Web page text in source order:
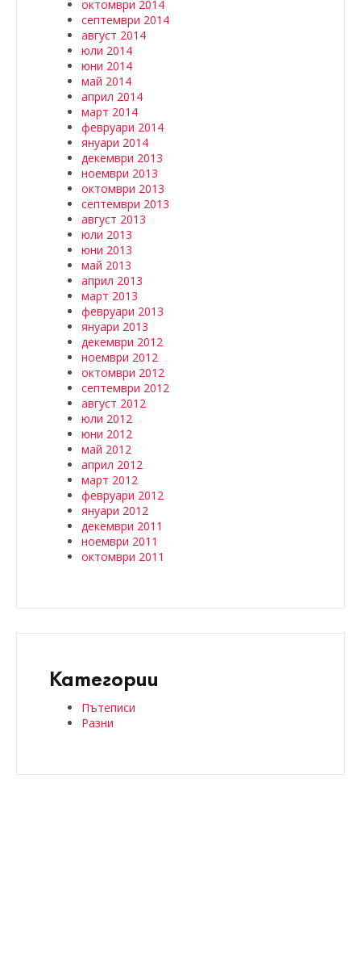
октомври 2014
септември 2014
август 2014
юли 2014
юни 2014
май 2014
април 2014
март 2014
февруари 2014
януари 2014
декември 2013
ноември 2013
октомври 2013
септември 2013
август 2013
юли 2013
юни 2013
май 2013
април 2013
март 2013
февруари 2013
януари 2013
декември 2012
ноември 2012
октомври 2012
септември 2012
август 2012
юли 2012
юни 2012
май 2012
април 2012
март 2012
февруари 2012
януари 2012
декември 2011
ноември 2011
октомври 2011
Категории
Пътеписи
Разни